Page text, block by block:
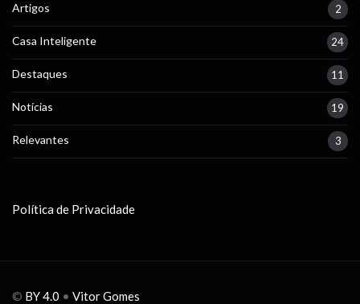
Artigos 2
Casa Inteligente 24
Destaques 11
Notícias 19
Relevantes 3
Política de Privacidade
© BY 4.0 • Vitor Gomes